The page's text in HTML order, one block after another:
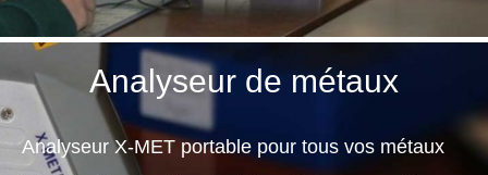
légales
1
Analyseur de métaux
Analyseur X-MET portable pour tous vos métaux